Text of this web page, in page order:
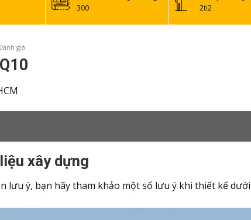
300 2ti2
giá
xây dựng
lưu ý, bạn hãy tham khảo một số lưu ý khi thiết kế